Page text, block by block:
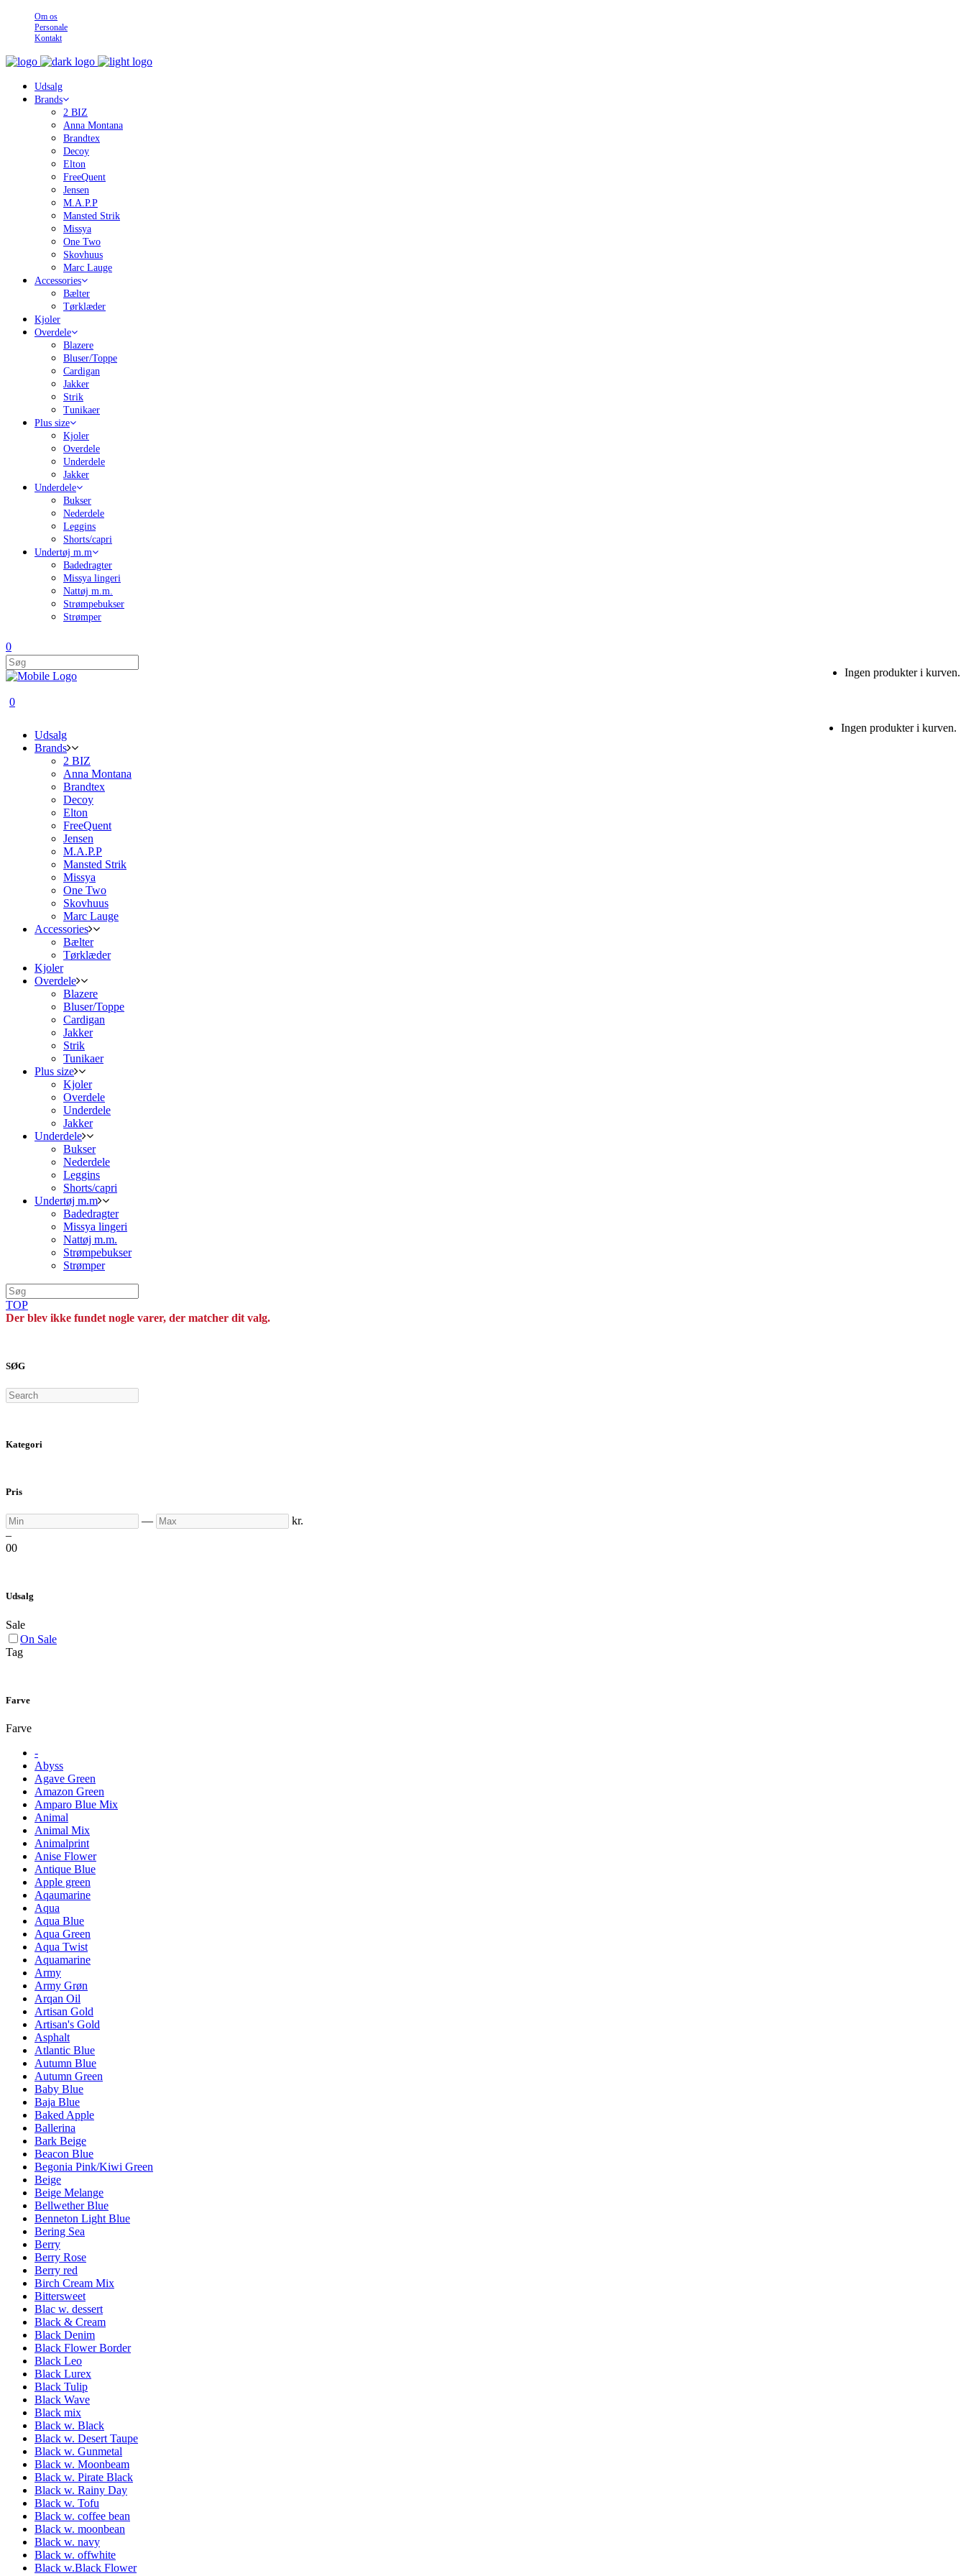
Om os
Personale
Kontakt
Udsalg
Brands
2 BIZ
Anna Montana
Brandtex
Decoy
Elton
FreeQuent
Jensen
M.A.P.P
Mansted Strik
Missya
One Two
Skovhuus
Marc Lauge
Accessories
Bælter
Tørklæder
Kjoler
Overdele
Blazere
Bluser/Toppe
Cardigan
Jakker
Strik
Tunikaer
Plus size
Kjoler
Overdele
Underdele
Jakker
Underdele
Bukser
Nederdele
Leggins
Shorts/capri
Undertøj m.m
Badedragter
Missya lingeri
Nattøj m.m.
Strømpebukser
Strømper
0
Ingen produkter i kurven.
0
Ingen produkter i kurven.
Udsalg
Brands
2 BIZ
Anna Montana
Brandtex
Decoy
Elton
FreeQuent
Jensen
M.A.P.P
Mansted Strik
Missya
One Two
Skovhuus
Marc Lauge
Accessories
Bælter
Tørklæder
Kjoler
Overdele
Blazere
Bluser/Toppe
Cardigan
Jakker
Strik
Tunikaer
Plus size
Kjoler
Overdele
Underdele
Jakker
Underdele
Bukser
Nederdele
Leggins
Shorts/capri
Undertøj m.m
Badedragter
Missya lingeri
Nattøj m.m.
Strømpebukser
Strømper
TOP
Der blev ikke fundet nogle varer, der matcher dit valg.
SØG
Search
Kategori
Pris
Min — Max
kr.
–
00
Udsalg
Sale
On Sale
Tag
Farve
Farve
-
Abyss
Agave Green
Amazon Green
Amparo Blue Mix
Animal
Animal Mix
Animalprint
Anise Flower
Antique Blue
Apple green
Aqaumarine
Aqua
Aqua Blue
Aqua Green
Aqua Twist
Aquamarine
Army
Army Grøn
Arqan Oil
Artisan Gold
Artisan's Gold
Asphalt
Atlantic Blue
Autumn Blue
Autumn Green
Baby Blue
Baja Blue
Baked Apple
Ballerina
Bark Beige
Beacon Blue
Begonia Pink/Kiwi Green
Beige
Beige Melange
Bellwether Blue
Benneton Light Blue
Bering Sea
Berry
Berry Rose
Berry red
Birch Cream Mix
Bittersweet
Blac w. dessert
Black & Cream
Black Denim
Black Flower Border
Black Leo
Black Lurex
Black Tulip
Black Wave
Black mix
Black w. Black
Black w. Desert Taupe
Black w. Gunmetal
Black w. Moonbeam
Black w. Pirate Black
Black w. Rainy Day
Black w. Tofu
Black w. coffee bean
Black w. moonbean
Black w. navy
Black w. offwhite
Black w.Black Flower